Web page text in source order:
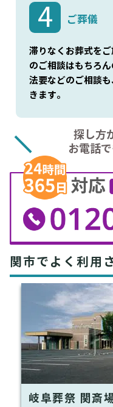
4 ご葬儀
滞りなくお葬式を
のご相談はもちろ
法要などのご相談
きます。
探し方
お電話
関市でよく利用
岐阜葬祭 関斎